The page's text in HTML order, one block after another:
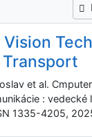
et al.
:
1335-4205,